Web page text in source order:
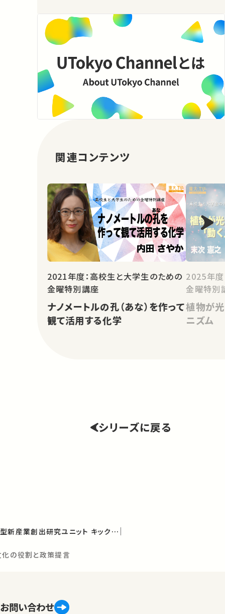
関連コンテンツ
2021年度：高校生と大学生のための
金曜特別講座
ナノメートルの孔（あな）を作って
観て活用する化学
2025年度
金曜特別
植物が光
ニズム
シリーズに戻る
文化を基軸とした融合型新産業創出研究ユニット キックオフシンポジウム：日本の文化政策の新たな姿を探る
の役割と政策提言
お問い合わせ